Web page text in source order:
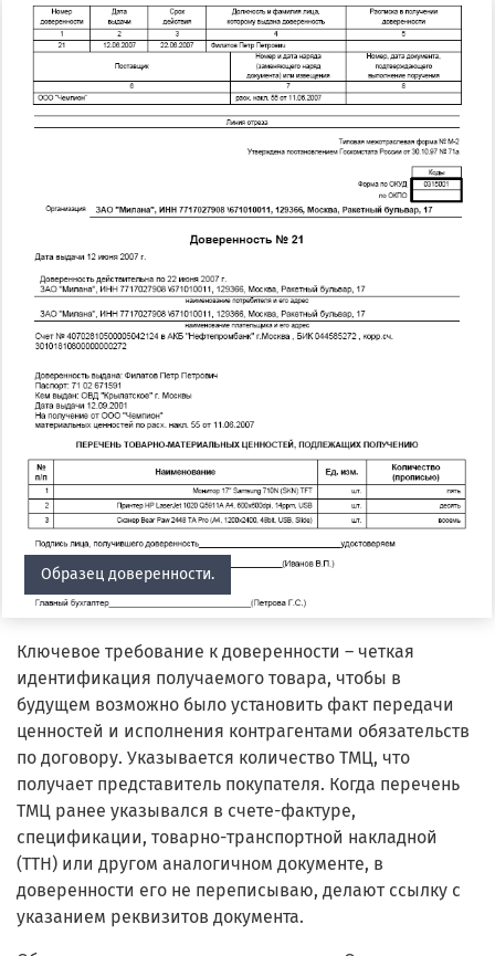
Образец доверенности.
Ключевое требование к доверенности – четкая
идентификация получаемого товара, чтобы в
будущем возможно было установить факт передачи
ценностей и исполнения контрагентами обязательств
по договору. Указывается количество ТМЦ, что
получает представитель покупателя. Когда перечень
ТМЦ ранее указывался в счете-фактуре,
спецификации, товарно-транспортной накладной
(ТТН) или другом аналогичном документе, в
доверенности его не переписываю, делают ссылку с
указанием реквизитов документа.